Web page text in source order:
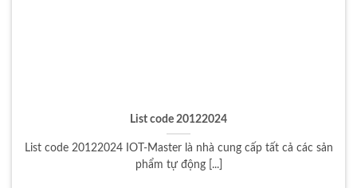
List code 20122024
List code 20122024 IOT-Master là nhà cung cấp tất cả các sản
phẩm tự động [...]